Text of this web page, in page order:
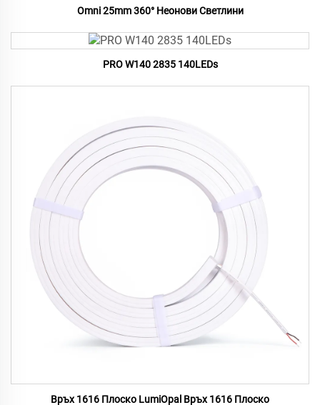
Omni 25mm 360° Неонови Светлини
PRO W140 2835 140LEDs
Връх 1616 Плоско LumiOpal Връх 1616 Плоско